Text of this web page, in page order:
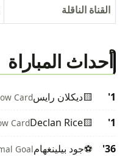
القناة الناقلة
أحداث المباراة
1'
🟨ديكلان رايسCard
1'
🟨
Declan Rice
Card
36'
⚽جود بيلينغهامGoal